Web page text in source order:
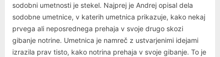
sodobni umetnosti je stekel. Najprej je Andrej opisal dela
sodobne umetnice, v katerih umetnica prikazuje, kako nekaj
prvega ali neposrednega prehaja v svoje drugo skozi
gibanje notrine. Umetnica je namreč z ustvarjenimi idejami
izrazila prav tisto, kako notrina prehaja v svoje gibanje. To je